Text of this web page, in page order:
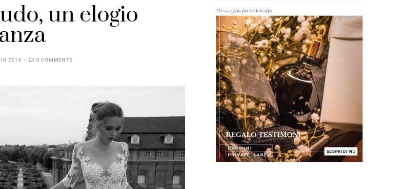
un elogio
2016 0 COMMENTS
Messaggio pubblicitario